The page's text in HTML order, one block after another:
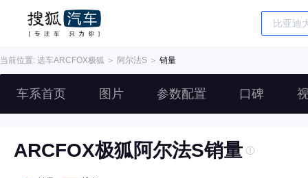
当前位置: 选车ARCFOX极狐 ＞ 阿尔法S ＞ 销量
车系首页 图片 参数配置 口碑
ARCFOX极狐阿尔法S销量